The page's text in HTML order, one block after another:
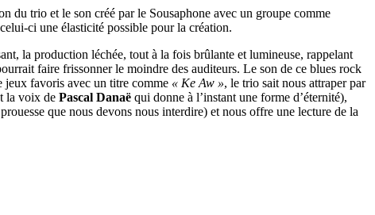
du trio et le son créé par le Sousaphone avec un groupe comme
ci une élasticité possible pour la création.
la production léchée, tout à la fois brûlante et lumineuse, rappelant
faire frissonner le moindre des auditeurs. Le son de ce blues rock
jeux favoris avec un titre comme « Ke Aw », le trio sait nous attraper par
la voix de Pascal Danaë qui donne à l’instant une forme d’éternité),
que nous devons nous interdire) et nous offre une lecture de la